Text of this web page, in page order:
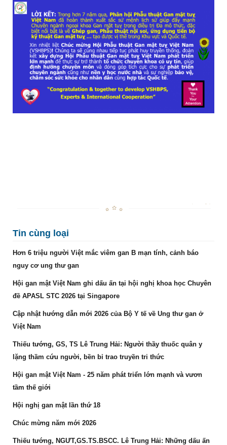
Tin cùng loại
Hơn 6 triệu người Việt mắc viêm gan B mạn tính, cảnh báo
nguy cơ ung thư gan
Hội gan mật Việt Nam ghi dấu ấn tại hội nghị khoa học Chuyên
đề APASL STC 2026 tại Singapore
Cập nhật hướng dẫn mới 2026 của Bộ Y tế về Ung thư gan ở
Việt Nam
Thiếu tướng, GS, TS Lê Trung Hải: Người thầy thuốc quân y
lặng thầm cứu người, bền bỉ trao truyền tri thức
Hội gan mật Việt Nam - 25 năm phát triển lớn mạnh và vươn
tầm thế giới
Hội nghị gan mật lần thứ 18
Chúc mừng năm mới 2026
Thiếu tướng, NGƯT,GS.TS.BSCC. Lê Trung Hải: Những dấu ấn